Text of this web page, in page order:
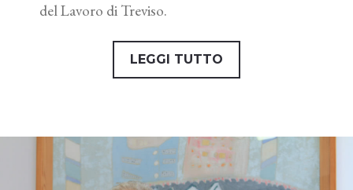
del Lavoro di Treviso.
LEGGI TUTTO